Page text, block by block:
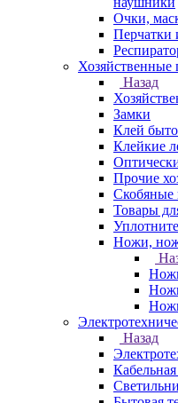
Очки,
Перчатки
Хозяйственные
Назад
Замки
Клей
Клейкие
Прочие
Скобяные
Товары
Ножи,
Назад